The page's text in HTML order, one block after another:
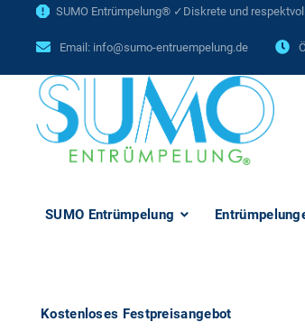
SUMO Entrümpelung® ✓Diskrete und
Email: info@sumo-entruempelung.de
SUMO Entrümpelung
Kostenloses Festpreisangebot